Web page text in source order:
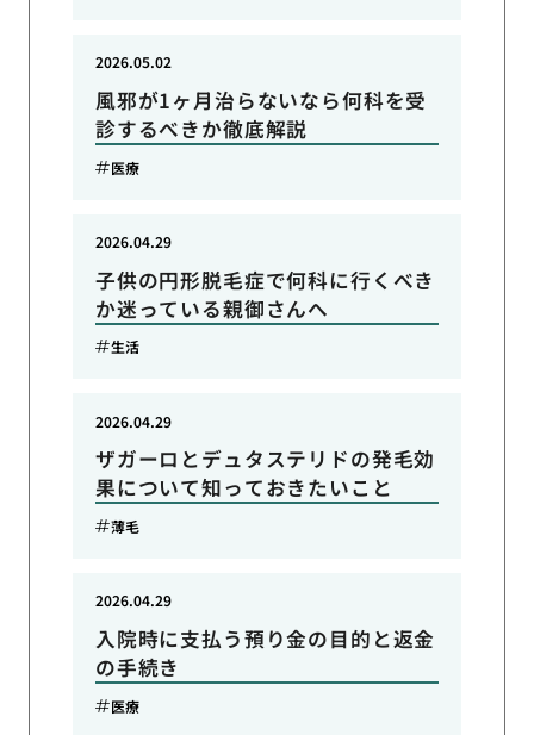
風邪が1ヶ月治らないなら何科を受
診するべきか徹底解説
2026.05.02
医療
子供の円形脱毛症で何科に行くべき
か迷っている親御さんへ
2026.04.29
生活
ザガーロとデュタステリドの発毛効
果について知っておきたいこと
2026.04.29
薄毛
入院時に支払う預り金の目的と返金
の手続き
2026.04.29
医療